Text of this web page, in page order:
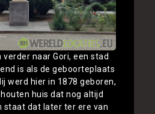
verder naar Gori, een stad
is als de geboorteplaats
werd hier in 1878 geboren,
huis dat nog altijd
staat dat later ter ere van